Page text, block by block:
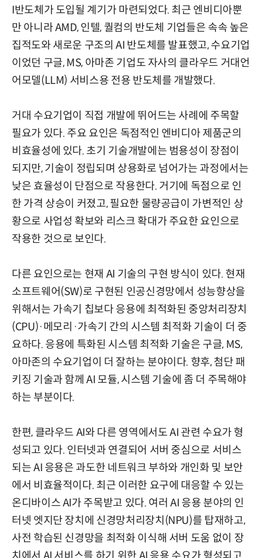
I반도체가 도입될 계기가 마련되었다. 최근 엔비디아뿐
만 아니라 AMD, 인텔, 퀄컴의 반도체 기업들은 속속 높은
집적도와 새로운 구조의 AI 반도체를 발표했고, 수요기업
이었던 구글, MS, 아마존 기업도 자사의 클라우드 거대언
어모델(LLM) 서비스용 전용 반도체를 개발했다.
거대 수요기업이 직접 개발에 뛰어드는 사례에 주목할
필요가 있다. 주요 요인은 독점적인 엔비디아 제품군의
비효율성에 있다. 초기 기술개발에는 범용성이 장점이
되지만, 기술이 정립되며 상용화로 넘어가는 과정에서는
낮은 효율성이 단점으로 작용한다. 거기에 독점으로 인
한 가격 상승이 커졌고, 필요한 물량공급이 가변적인 상
황으로 사업성 확보와 리스크 확대가 주요한 요인으로
작용한 것으로 보인다.
다른 요인으로는 현재 AI 기술의 구현 방식이 있다. 현재
소프트웨어(SW)로 구현된 인공신경망에서 성능향상을
위해서는 가속기 칩보다 응용에 최적화된 중앙처리장치
(CPU)·메모리·가속기 간의 시스템 최적화 기술이 더 중
요하다. 응용에 특화된 시스템 최적화 기술은 구글, MS,
아마존의 수요기업이 더 잘하는 분야이다. 향후, 첨단 패
키징 기술과 함께 AI 모듈, 시스템 기술에 좀 더 주목해야
하는 부분이다.
한편, 클라우드 AI와 다른 영역에서도 AI 관련 수요가 형
성되고 있다. 인터넷과 연결되어 서버 중심으로 서비스
되는 AI 응용은 과도한 네트워크 부하와 개인화 및 보안
에서 비효율적이다. 최근 이러한 요구에 대응할 수 있는
온디바이스 AI가 주목받고 있다. 여러 AI 응용 분야의 인
터넷 엣지단 장치에 신경망처리장치(NPU)를 탑재하고,
사전 학습된 신경망을 최적화 이식해 서버 도움 없이 장